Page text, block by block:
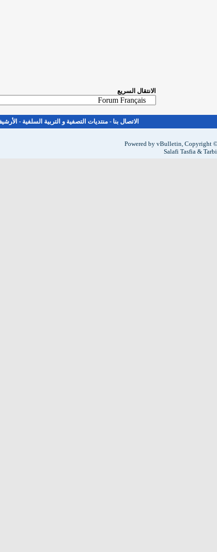
منتديات التصفية و التربية السلفية -الأرشيف-الأعلى
Powered by